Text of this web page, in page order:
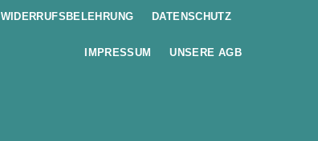
WIDERRUFSBELEHRUNG DATENSCHUTZ
IMPRESSUM UNSERE AGB